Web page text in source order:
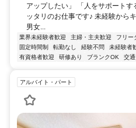
アップしたい」 「人をサポート
ッタリのお仕事です♪ 未経験から
男女...
業界未経験者歓迎 主婦・主夫歓迎 フリー
固定時間制
転勤なし 経験不問 未経験者
有資格者歓迎
研修あり ブランクOK 交
アルバイト・パート